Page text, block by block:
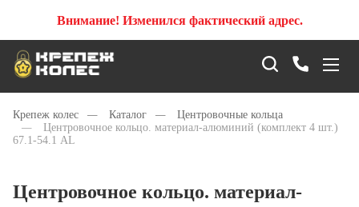
Внимание! Изменился фактический адрес.
Крепеж колес — Каталог —
Центровочные кольца
—
Центровочное кольцо. материал-алюминий (комплект 4 шт.)
67.1-54.1 AL
Центровочное кольцо. материал-